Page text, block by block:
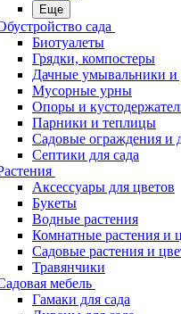
Еще
сада
Биотуалеты
Грядки, компостеры
Дачные умывальники
Мусорные урны
Опоры и
Парники и теплицы
Садовые ограждения и
Септики для сада
Аксессуары для цветов
Букеты
Водные растения
Комнатные растения и
Садовые растения и
Травянчики
мебель
Гамаки для сада